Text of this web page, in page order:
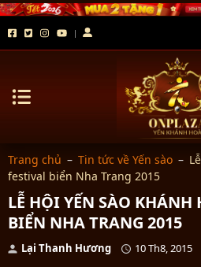
Trang chủ – Tin tức về Yến sào –
festival biển Nha Trang 2015
LỄ HỘI YẾN SÀO KHÁNH
BIỂN NHA TRANG 2015
Lại Thanh Hương 10 Th8, 2015